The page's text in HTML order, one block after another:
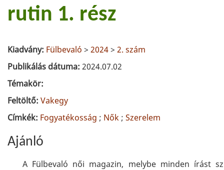
rutin 1. rész
Kiadvány: Fülbevaló >2024>2. szám
Publikálás dátuma:2024.07.02
Témakör:
Feltöltő:Vakegy
Címkék: Fogyatékosság ; Nők ;Szerelem
Ajánló
A Fülbevaló női magazin, melybe minden írást